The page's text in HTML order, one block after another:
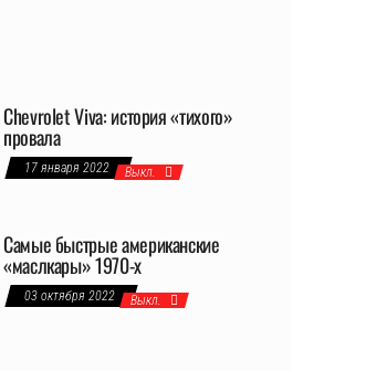
Chevrolet Viva: история «тихого»
провала
17 января 2022 Выкл.
Самые быстрые американские
«маслкары» 1970-х
03 октября 2022 Выкл.